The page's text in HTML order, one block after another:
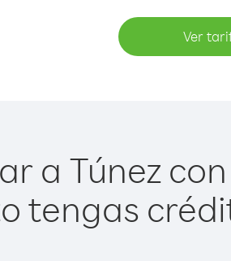
Ver
a Túnez
tengas